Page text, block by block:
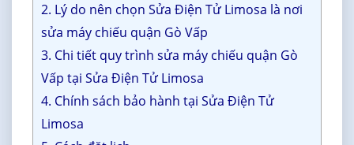
2. Lý do nên chọn Sửa Điện Tử Limosa là nơi
sửa máy chiếu quận Gò Vấp
3. Chi tiết quy trình sửa máy chiếu quận Gò
Vấp tại Sửa Điện Tử Limosa
4. Chính sách bảo hành tại Sửa Điện Tử
Limosa